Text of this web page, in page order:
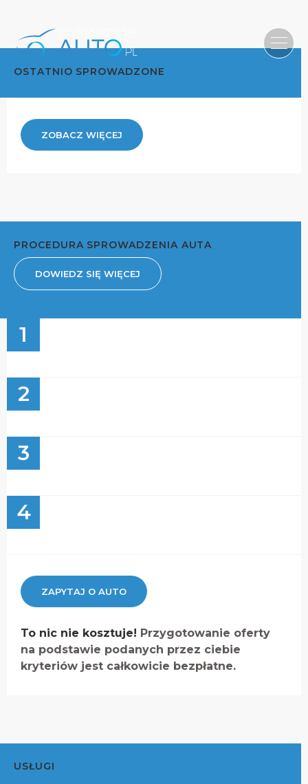
OSTATNIO SPROWADZONE
ZOBACZ WIĘCEJ
PROCEDURA SPROWADZENIA AUTA
DOWIEDZ SIĘ WIĘCEJ
1
2
3
4
ZAPYTAJ O AUTO
To nic nie kosztuje! Przygotowanie oferty
na podstawie podanych przez ciebie
kryteriów jest całkowicie bezpłatne.
USŁUGI